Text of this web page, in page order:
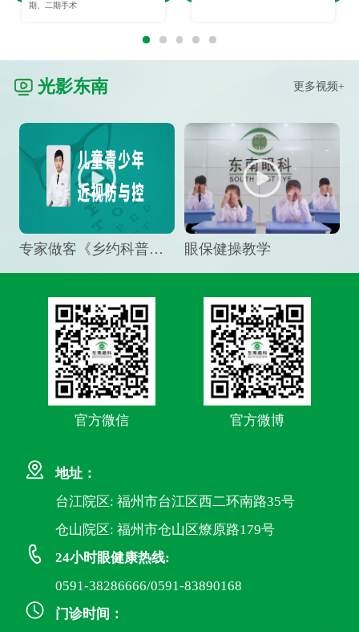
期、二期手术
光影东南 更多视频+
专家做客《乡约科普》栏目，预防孩子近视竟然这么“简单” 眼保健操教学
官方微信 官方微博
地址：
台江院区: 福州市台江区西二环南路35号
仓山院区: 福州市仓山区燎原路179号
24小时眼健康热线:
0591-38286666/0591-83890168
门诊时间：